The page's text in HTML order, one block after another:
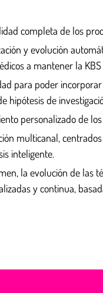
completa de los
y evolución
a mantener la
para poder
hipótesis de
personalizado de
multicanal,
inteligente.
la evolución de las
y continua,